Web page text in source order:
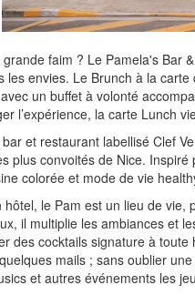
faim ? Le Pamela's Bar
les envies. Le Brunch à la
un buffet à volonté
l’expérience, la carte Lunch
et restaurant labellisé Clef
plus convoités de Nice.
colorée et mode de vie
hôtel, le Pam est un lieu de
il multiplie les ambiances et
des cocktails signature à
mails ; sans oublier
et autres événements les